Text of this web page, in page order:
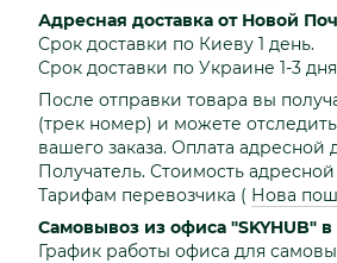
Адресная доставка от Новой
Срок доставки по Киеву 1 день.
Срок доставки по Украине 1-3
После отправки товара вы
(трек номер) и можете
вашего заказа. Оплата адресной
Получатель. Стоимость
Тарифам перевозчика ( Нова
Самовывоз из офиса "SKYHUB"
График работы офиса для